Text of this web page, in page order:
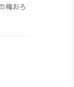
梅おろ